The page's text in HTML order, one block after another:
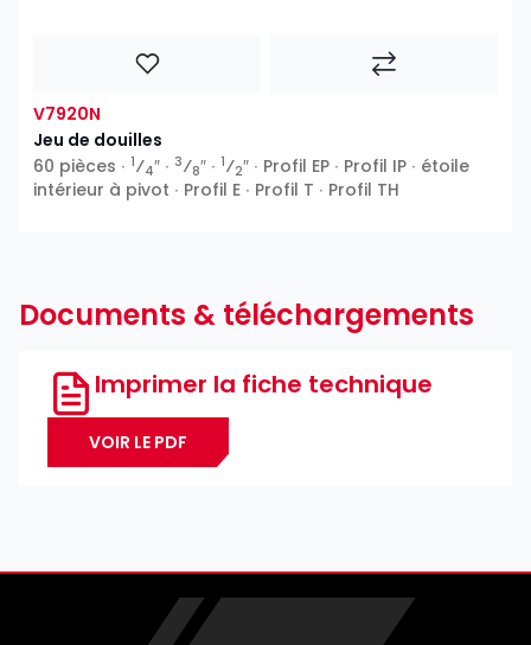
V7920N
Jeu de douilles
60 pièces ∙ 1⁄4″ ∙ 3⁄8″ ∙ 1⁄2″ ∙ Profil EP ∙ Profil IP ∙ étoile
intérieur à pivot ∙ Profil E ∙ Profil T ∙ Profil TH
Documents & téléchargements
Imprimer la fiche technique
VOIR LE PDF